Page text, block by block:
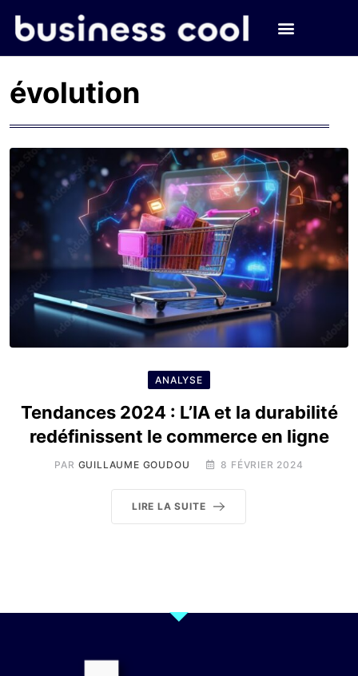
évolution
ANALYSE
Tendances 2024 : L’IA et la durabilité
redéfinissent le commerce en ligne
PAR GUILLAUME GOUDOU 8 FÉVRIER 2024
LIRE LA SUITE